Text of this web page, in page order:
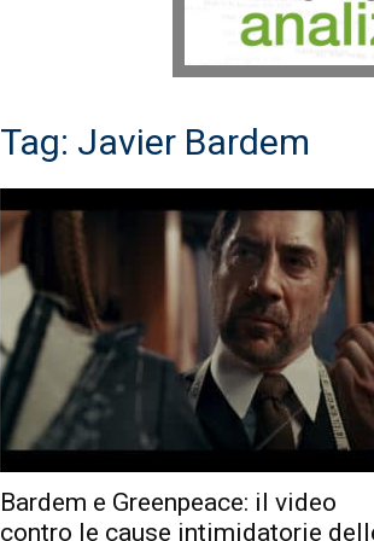
Tag: Javier Bardem
Bardem e Greenpeace: il video
contro le cause intimidatorie